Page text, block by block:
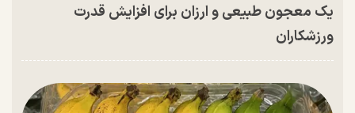
یک معجون طبیعی و ارزان برای افزایش قدرت
ورزشکاران